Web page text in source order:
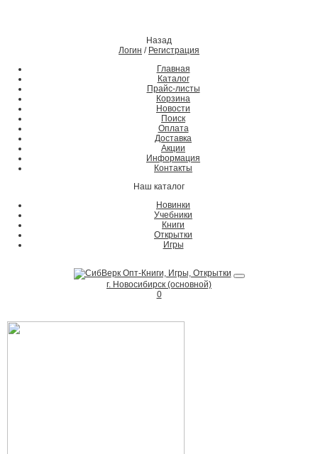
Назад
Логин / Регистрация
Главная
Каталог
Прайс-листы
Корзина
Новости
Поиск
Оплата
Доставка
Акции
Информация
Контакты
Наш каталог
Новинки
Учебники
Книги
Открытки
Игры
г. Новосибирск (основной)
0